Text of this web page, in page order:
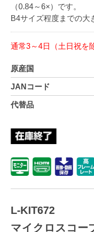
（0.84～6×）です。
B4サイズ程度までの大
通常3～4日（土日祝を
原産国
JANコード
代替品
L-KIT672
マイクロスコー